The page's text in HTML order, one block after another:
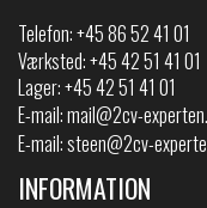
Telefon:+45 86 52 41 01
Værksted: +45 42 51 41 01
Lager: +45 42 51 41 01
E-mail:mail@2cv-
E-mail:steen@2cv-
INFORMATION